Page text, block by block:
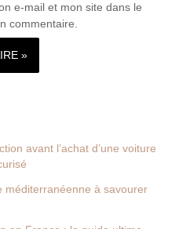
e-mail et mon site dans le
commentaire.
avant l’achat d’une voiture
méditerranéenne à savourer